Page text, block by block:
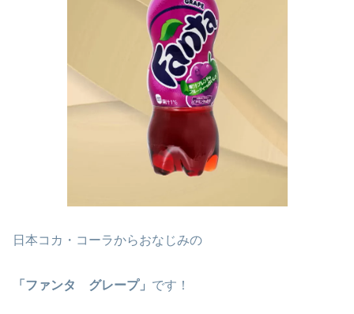
日本コカ・コーラからおなじみの
「ファンタ グレープ」 です！